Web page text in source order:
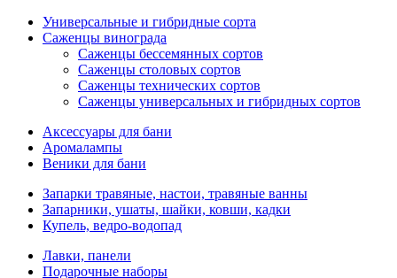
Универсальные и гибридные сорта
Саженцы винограда
Саженцы бессемянных сортов
Саженцы столовых сортов
Саженцы технических сортов
Саженцы универсальных и гибридных сортов
Аксессуары для бани
Аромалампы
Веники для бани
Запарки травяные, настои, травяные ванны
Запарники, ушаты, шайки, ковши, кадки
Купель, ведро-водопад
Лавки, панели
Подарочные наборы